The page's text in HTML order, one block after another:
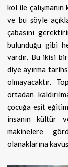
kol ile
ve bu şöyle
çabasını
bulunduğu gibi
vardır. Bu ikisi
diye ayırma
olmayacaktır.
ortadan
çocuğa eşit
insanın kültür
makinelere
olanaklarına